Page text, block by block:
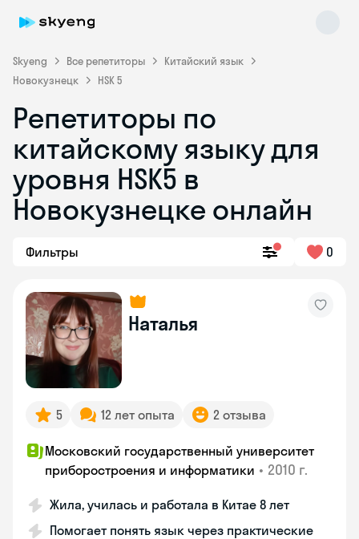
Skyeng Все репетиторы
Китайский язык
Новокузнецк
HSK 5
Репетиторы по
китайскому языку для
уровня HSK5 в
Новокузнецке онлайн
Фильтры 0
Наталья
5 12 лет опыта 2 отзыва
Московский государственный университет
приборостроения и информатики • 2010 г.
Жила, училась и работала в Китае 8 лет
Помогает понять язык через практические
Skyeng Chat
online